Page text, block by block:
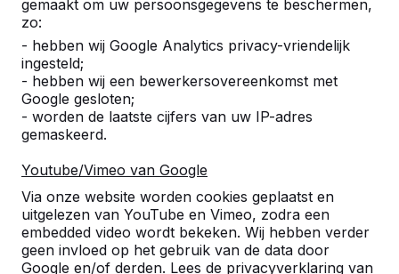
gemaakt om uw persoonsgegevens te beschermen,
zo:
- hebben wij Google Analytics privacy-vriendelijk
ingesteld;
- hebben wij een bewerkersovereenkomst met
Google gesloten;
- worden de laatste cijfers van uw IP-adres
gemaskeerd.
Youtube/Vimeo van Google
Via onze website worden cookies geplaatst en
uitgelezen van YouTube en Vimeo, zodra een
embedded video wordt bekeken. Wij hebben verder
geen invloed op het gebruik van de data door
Google en/of derden. Lees de privacyverklaring van
Pingpongtafels -->
Een speltafel voor oneindig
buitenspeelplezier:
weerbestendig, oerdegelijk en
Voetvolleybal is een
van tafeltennis en
op een schoolplein,